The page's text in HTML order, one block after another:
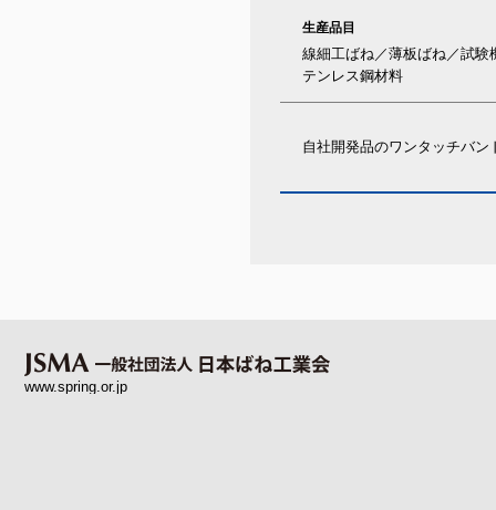
生産品目
線細工ばね／薄板ばね／試
テンレス鋼材料
自社開発品のワンタッチバ
www.spring.or.jp